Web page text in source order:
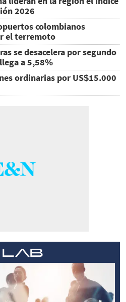
2026
colombianos
el terremoto
se desacelera por segundo
a 5,58%
ordinarias por US$15.000